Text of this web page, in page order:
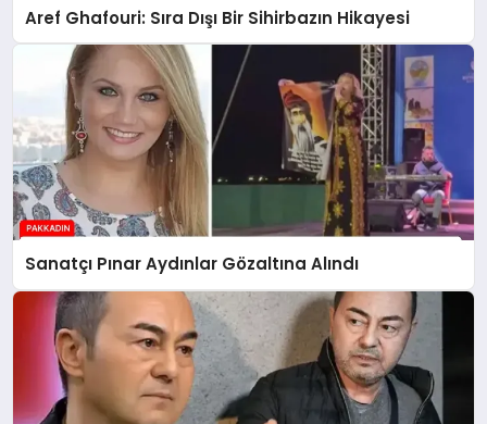
Aref Ghafouri: Sıra Dışı Bir Sihirbazın Hikayesi
Sanatçı Pınar Aydınlar Gözaltına Alındı